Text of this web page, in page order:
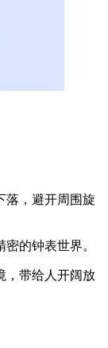
落，避开周围旋
的钟表世界。
，带给人开阔放